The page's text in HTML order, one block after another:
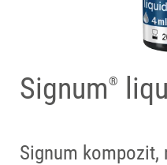
Signum®
Signum kompozit,